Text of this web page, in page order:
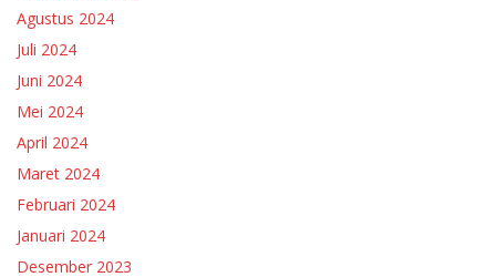
Agustus 2024
Juli 2024
Juni 2024
Mei 2024
April 2024
Maret 2024
Februari 2024
Januari 2024
Desember 2023